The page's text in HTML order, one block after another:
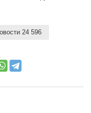
24 596